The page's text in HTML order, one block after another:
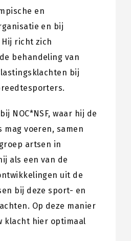
en
en bij
Hij richt zich
behandeling van
bij
NOC*NSF, waar hij de
voeren, samen
artsen in
als een van de
uit de
bij deze sport- en
Op deze manier
klacht hier optimaal